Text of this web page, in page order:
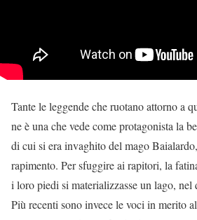
Tante le leggende che ruotano attorno a
ne è una che vede come protagonista la
di cui si era invaghito del mago
rapimento. Per sfuggire ai rapitori, la
i loro piedi si materializzasse un lago, nel
Più recenti sono invece le voci in merito